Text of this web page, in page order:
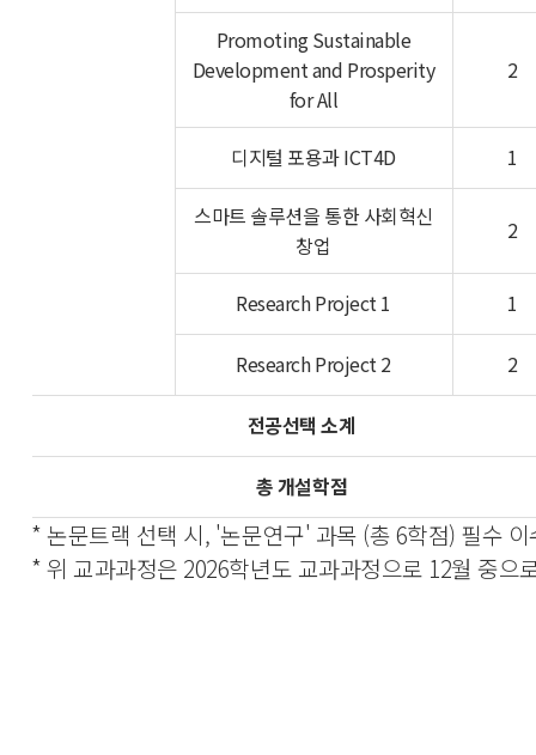
Promoting Sustainable
Development and Prosperity
for All
2
디지털 포용과 ICT4D 1
스마트 솔루션을 통한 사회혁신
창업
2
Research Project 1 1
Research Project 2 2
전공선택 소계
총 개설학점
* 논문트랙 선택 시, '논문연구' 과목 (총 6학점) 필수 이
* 위 교과과정은 2026학년도 교과과정으로 12월 중으